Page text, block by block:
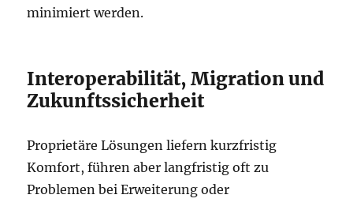
minimiert werden.
Interoperabilität, Migration und
Zukunftssicherheit
Proprietäre Lösungen liefern kurzfristig
Komfort, führen aber langfristig oft zu
Problemen bei Erweiterung oder